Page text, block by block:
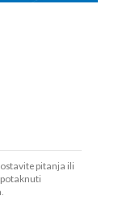
pitanja ili